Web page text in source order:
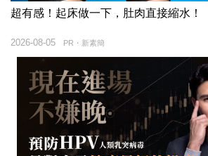
超有感！起床做一下，肚肉直接縮水！
PR・新素簡
2026-08-05